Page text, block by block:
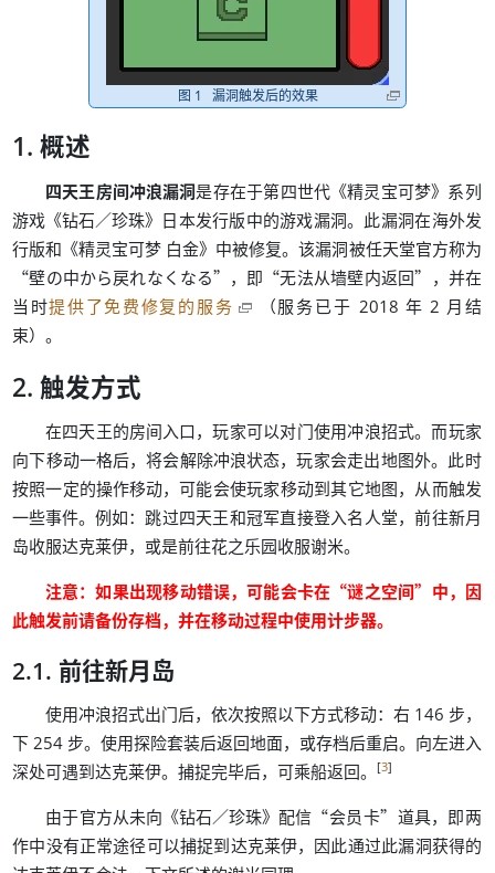
漏洞触发后的效果
概述
四天王房间冲浪漏洞是存在于第四世代 《精灵宝可梦》 系列
游戏 《钻石／珍珠》 日本发行版中的游戏漏洞。 此漏洞在海外发
行版和 《精灵宝可梦 白金》 中被修复。该漏洞被任天堂官方称为
“壁の中から戻れなくなる” ， 即 “无法从墙壁内返回” ，并在
当时提供了免费修复的服务 （服务已于 2018 年 2 月结
束）。
触发方式
在四天王的房间入口，玩家可以对门使用冲浪招式。而玩家
向下移动一格后，将会解除冲浪状态，玩家会走出地图外。 此时
按照一定的操作移动，可能会使玩家移动到其它地图， 从而触发
一些事件。例如： 跳过四天王和冠军直接登入名人堂，前往新月
岛收服达克莱伊， 或是前往花之乐园收服谢米。
注意：如果出现移动错误，可能会卡在 “谜之空间” 中， 因
此触发前请备份存档，并在移动过程中使用计步器。
前往新月岛
使用冲浪招式出门后，依次按照以下方式移动：右 146 步，
下 254 步。使用探险套装后返回地面， 或存档后重启。 向左进入
深处可遇到达克莱伊。捕捉完毕后，可乘船返回。[3]
由于官方从未向 《钻石／珍珠》配信 “会员卡” 道具， 即两
作中没有正常途径可以捕捉到达克莱伊， 因此通过此漏洞获得的